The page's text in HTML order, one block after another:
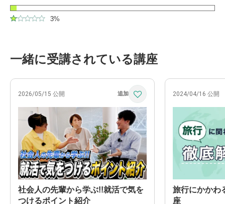
3%
一緒に受講されている講座
2026/05/15 公開
社会人の先輩から学ぶ!!就活で気を
つけるポイント紹介
2024/04/16 公開
旅行にかかわ
座